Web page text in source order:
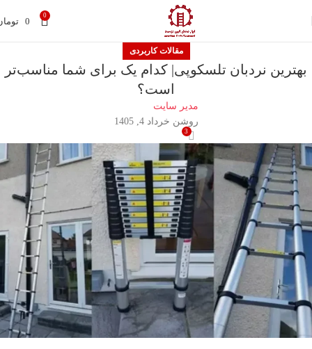
0
0
مقالات کاربردی
بهترین نردبان تلسکوپی| کدام یک برای شما مناسب‌تر
است؟
مدیر سایت
روشن خرداد 4, 1405
3